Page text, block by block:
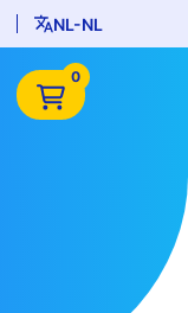
NL-NL
0